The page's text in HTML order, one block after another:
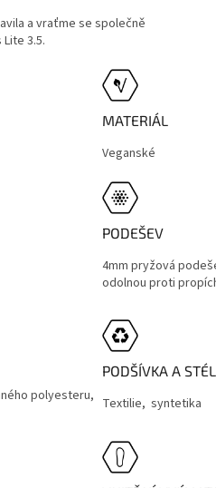
a vraťme se společně
3.5.
MATERIÁL
Veganské
PODEŠEV
4mm pryžová
odolnou proti
polyesteru,
PODŠÍVKA A
Textilie, syntetika